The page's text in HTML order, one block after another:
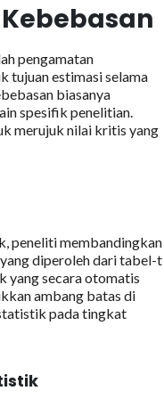
pengamatan
tujuan estimasi selama
biasanya
spesifik penelitian.
merujuk nilai kritis yang
peneliti membandingkan
diperoleh dari tabel-t
yang secara otomatis
ambang batas di
pada tingkat